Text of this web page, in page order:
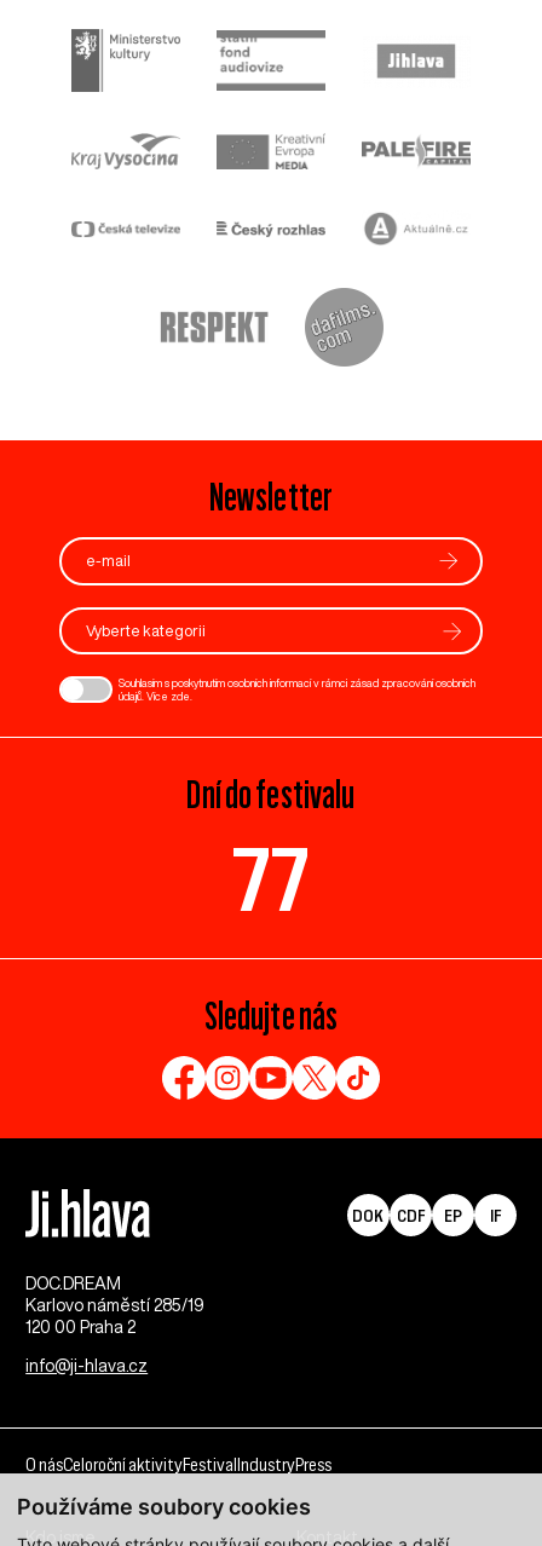
Používáme soubory cookies
Newsletter
Vyberte kategorii
Souhlasím s poskytnutím osobních informací v rámci zásad zpracování osobních
údajů. Více zde
Dní do festivalu
77
Sledujte nás
DOC.DREAM​
Karlovo náměstí 285/19
120 00 Praha 2
info@ji-hlava.cz
DOK CDF EP IF
O násCeloroční aktivityFestival IndustryPress
Kdo jsme Kontakt